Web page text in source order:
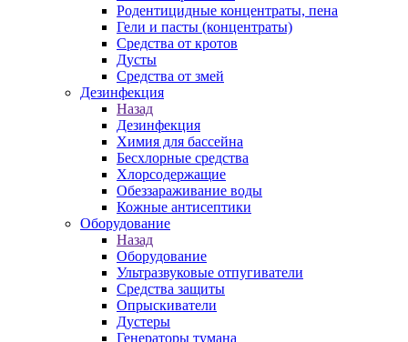
Родентицидные концентраты, пена
Гели и пасты (концентраты)
Средства от кротов
Дусты
Средства от змей
Дезинфекция
Назад
Дезинфекция
Химия для бассейна
Бесхлорные средства
Хлорсодержащие
Обеззараживание воды
Кожные антисептики
Оборудование
Назад
Оборудование
Ультразвуковые отпугиватели
Средства защиты
Опрыскиватели
Дустеры
Генераторы тумана